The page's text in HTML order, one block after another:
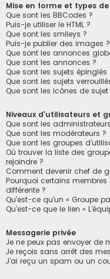
Mise en forme et types
Que sont les BBCodes ?
Puis-je utiliser le HTML ?
Que sont les smileys ?
Puis-je publier des images ?
Que sont les annonces
Que sont les annonces ?
Que sont les sujets épinglés
Que sont les sujets
Que sont les icônes de sujet
Niveaux d’utilisateurs et
Que sont les
Que sont les modérateurs ?
Que sont les groupes
Où trouver la liste des
rejoindre ?
Comment devenir chef de
Pourquoi certains
différente ?
Qu’est-ce qu’un « Groupe
Qu’est-ce que le lien «
Messagerie privée
Je ne peux pas envoyer de
Je reçois sans arrêt des
J’ai reçu un spam ou un